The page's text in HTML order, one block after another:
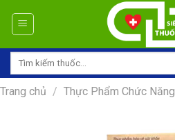
Tìm
Trang chủ / Thực Phẩm Chức Năng